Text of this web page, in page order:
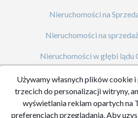
Nieruchomości na
Nieruchomości na
Nieruchomości w głębi lądu
Nowe nieruchomości
Nowe Nieruchomości
Używamy własnych plików cookie
trzecich do personalizacji witryny,
wyświetlania reklam opartych na
preferencjach przeglądania. Aby